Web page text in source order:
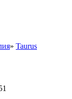
» Taurus